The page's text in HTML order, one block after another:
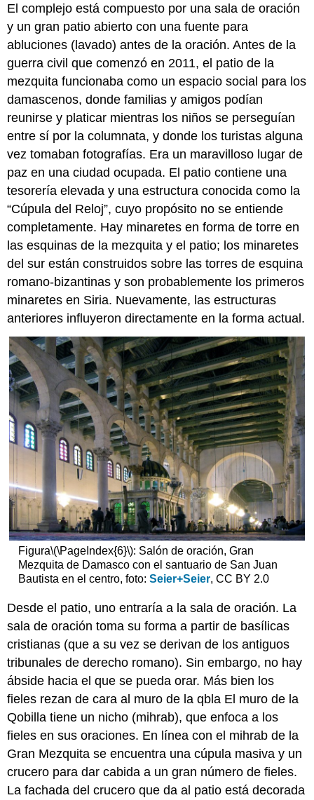
El complejo está compuesto por una sala de oración
y un gran patio abierto con una fuente para
abluciones (lavado) antes de la oración. Antes de la
guerra civil que comenzó en 2011, el patio de la
mezquita funcionaba como un espacio social para los
damascenos, donde familias y amigos podían
reunirse y platicar mientras los niños se perseguían
entre sí por la columnata, y donde los turistas alguna
vez tomaban fotografías. Era un maravilloso lugar de
paz en una ciudad ocupada. El patio contiene una
tesorería elevada y una estructura conocida como la
“Cúpula del Reloj”, cuyo propósito no se entiende
completamente. Hay minaretes en forma de torre en
las esquinas de la mezquita y el patio; los minaretes
del sur están construidos sobre las torres de esquina
romano-bizantinas y son probablemente los primeros
minaretes en Siria. Nuevamente, las estructuras
anteriores influyeron directamente en la forma actual.
Figura\(\PageIndex{6}\): Salón de oración, Gran
Mezquita de Damasco con el santuario de San Juan
Bautista en el centro, foto: Seier+Seier, CC BY 2.0
Desde el patio, uno entraría a la sala de oración. La
sala de oración toma su forma a partir de basílicas
cristianas (que a su vez se derivan de los antiguos
tribunales de derecho romano). Sin embargo, no hay
ábside hacia el que se pueda orar. Más bien los
fieles rezan de cara al muro de la qbla El muro de la
Qobilla tiene un nicho (mihrab), que enfoca a los
fieles en sus oraciones. En línea con el mihrab de la
Gran Mezquita se encuentra una cúpula masiva y un
crucero para dar cabida a un gran número de fieles.
La fachada del crucero que da al patio está decorada